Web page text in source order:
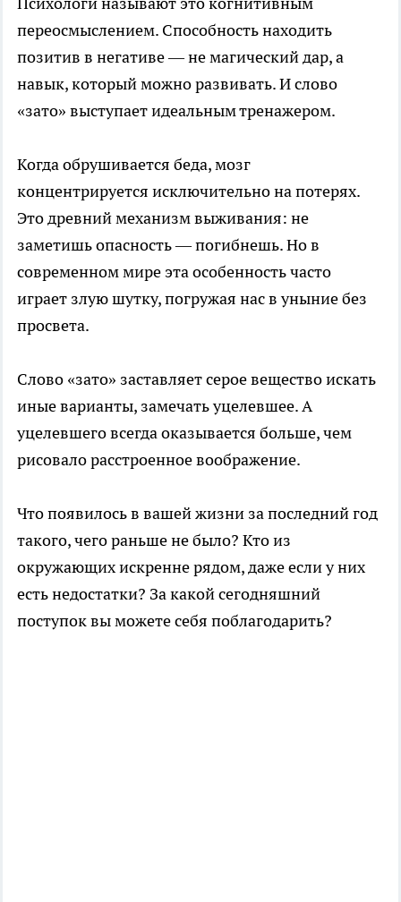
переосмыслением. Способность находить
позитив в негативе — не магический дар, а
навык, который можно развивать. И слово
«зато» выступает идеальным тренажером.
Когда обрушивается беда, мозг
концентрируется исключительно на потерях.
Это древний механизм выживания: не
заметишь опасность — погибнешь. Но в
современном мире эта особенность часто
играет злую шутку, погружая нас в уныние без
просвета.
Слово «зато» заставляет серое вещество искать
иные варианты, замечать уцелевшее. А
уцелевшего всегда оказывается больше, чем
рисовало расстроенное воображение.
Что появилось в вашей жизни за последний год
такого, чего раньше не было? Кто из
окружающих искренне рядом, даже если у них
есть недостатки? За какой сегодняшний
поступок вы можете себя поблагодарить?